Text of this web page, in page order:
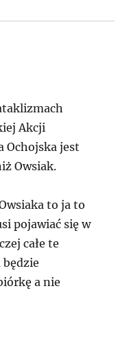
Akcji
Ochojska jest
Owsiak.
to ja to
pojawiać się w
całe te
będzie
a nie